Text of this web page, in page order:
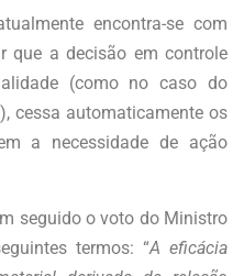
encontra-se com
que a decisão em controle
(como no caso do
cessa automaticamente os
a necessidade de ação
seguido o voto do Ministro
termos: “A eficácia